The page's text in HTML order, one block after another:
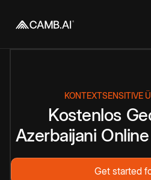
KONTEXTSENSITIVE
Kostenlos
Azerbaijani Online
Get started